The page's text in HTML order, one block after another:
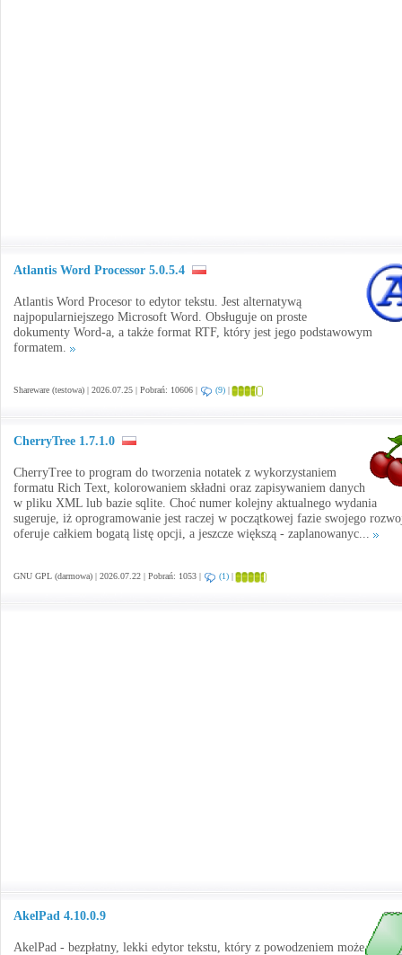
Atlantis Word Processor 5.0.5.4
Atlantis Word Procesor to edytor tekstu. Jest alternatywą
najpopularniejszego Microsoft Word. Obsługuje on proste
dokumenty Word-a, a także format RTF, który jest jego podstawowym
formatem.
Shareware (testowa) | 2026.07.25 | Pobrań: 10606 | (9) |
CherryTree 1.7.1.0
CherryTree to program do tworzenia notatek z wykorzystaniem
formatu Rich Text, kolorowaniem składni oraz zapisywaniem danych
w pliku XML lub bazie sqlite. Choć numer kolejny aktualnego wydania
sugeruje, iż oprogramowanie jest raczej w początkowej fazie swojego
oferuje całkiem bogatą listę opcji, a jeszcze większą - zaplanowanyc...
GNU GPL (darmowa) | 2026.07.22 | Pobrań: 1053 | (1) |
AkelPad 4.10.0.9
AkelPad - bezpłatny, lekki edytor tekstu, który z powodzeniem może